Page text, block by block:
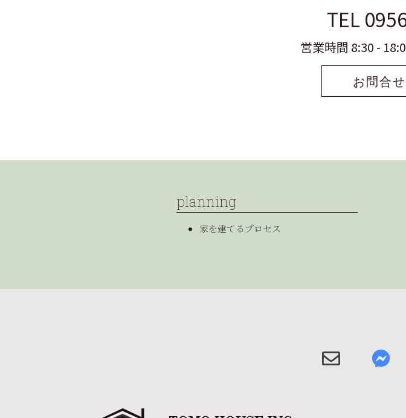
TEL
営業時間 8:30 -
お問合
planning
家を建てるプロセス